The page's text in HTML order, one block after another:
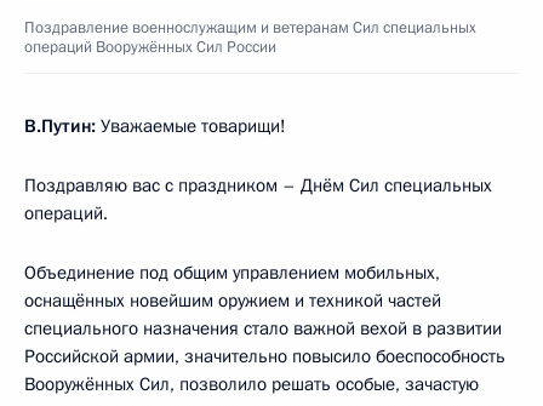
Поздравление военнослужащим и ветеранам Сил специальных
операций Вооружённых Сил России
В.Путин: Уважаемые товарищи!
Поздравляю вас с праздником – Днём Сил специальных
операций.
Объединение под общим управлением мобильных,
оснащённых новейшим оружием и техникой частей
специального назначения стало важной вехой в развитии
Российской армии, значительно повысило боеспособность
Вооружённых Сил, позволило решать особые, зачастую